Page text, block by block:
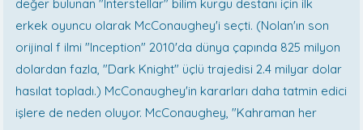
değer bulunan "Interstellar" bilim kurgu destanı için ilk
erkek oyuncu olarak McConaughey'i seçti. (Nolan'ın son
orijinal f ilmi "Inception" 2010'da dünya çapında 825 milyon
dolardan fazla, "Dark Knight" üçlü trajedisi 2.4 milyar dolar
hasılat topladı.) McConaughey'in kararları daha tatmin edici
işlere de neden oluyor. McConaughey, "Kahraman her